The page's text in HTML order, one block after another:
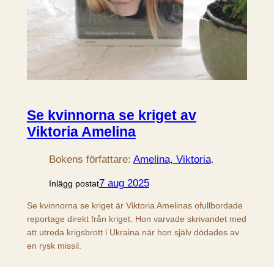
Se kvinnorna se kriget av
Viktoria Amelina
Bokens författare: Amelina, Viktoria.
Inlägg postat7 aug 2025
Se kvinnorna se kriget är Viktoria Amelinas ofullbordade
reportage direkt från kriget. Hon varvade skrivandet med
att utreda krigsbrott i Ukraina när hon själv dödades av
en rysk missil.